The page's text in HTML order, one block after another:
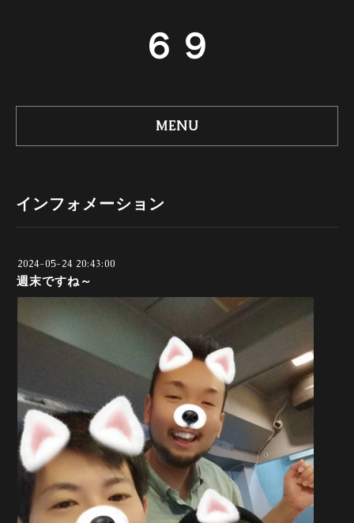
６９
MENU
インフォメーション
2024-05-24 20:43:00
週末ですね～